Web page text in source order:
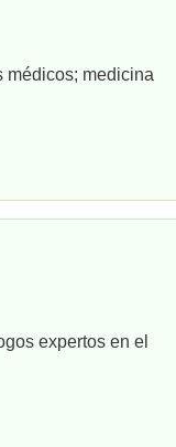
médicos; medicina
expertos en el